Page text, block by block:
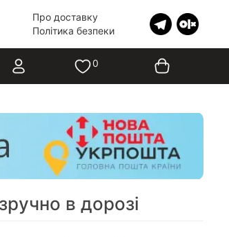
Про доставку
Політика безпеки
0
в дорозі